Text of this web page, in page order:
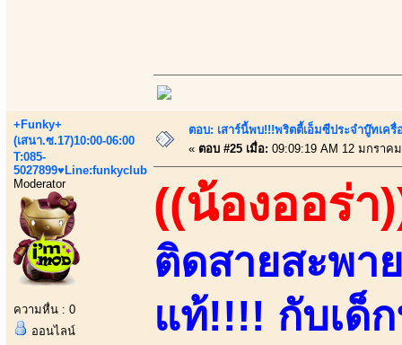
+Funky+
(เสนา.ซ.17)10:00-06:00
T:085-
5027899♥Line:funkyclub
Moderator
ความหื่น : 0
ออนไลน์
ตอบ: เสาร์นี้พบ!!!พริตตี้เอ็มซีประจำบู๊ทเค
« ตอบ #25 เมื่อ: 09:09:19 AM 12 มกราค
((น้องออร่า
ติดสายสะพา
แท้!!!! กับเด็